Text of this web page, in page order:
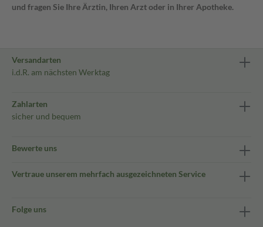
und fragen Sie Ihre Ärztin, Ihren Arzt oder in Ihrer Apotheke.
Versandarten
i.d.R. am nächsten Werktag
Zahlarten
sicher und bequem
Bewerte uns
Vertraue unserem mehrfach ausgezeichneten Service
Folge uns